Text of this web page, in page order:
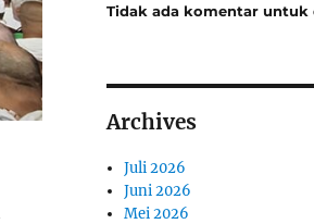
Tidak ada komentar untuk
Archives
Juli 2026
Juni 2026
Mei 2026